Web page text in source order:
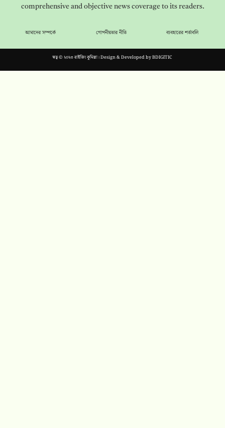
comprehensive and objective news coverage to its readers.
আমাদের সম্পর্কে গোপনীয়তার নীতি ব্যবহারের শর্তাবলি
স্বত্ব © ২০২৩ রাইজিং কুমিল্লা। Design & Developed byBDIGITIC